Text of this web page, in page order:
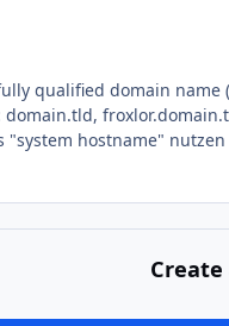
qualified domain name
"system hostname"